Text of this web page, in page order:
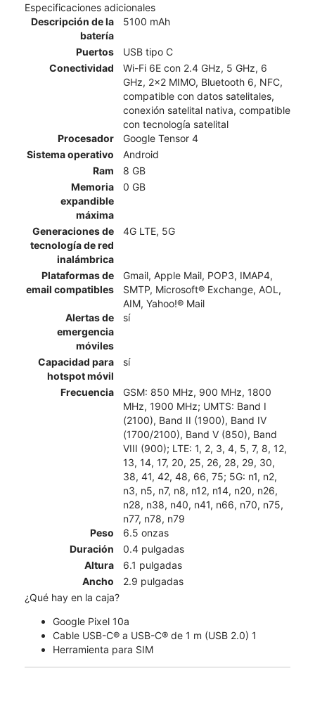
Especificaciones adicionales
Descripción de la
batería
5100 mAh
Puertos
USB tipo C
Conectividad
Wi-Fi 6E con 2.4 GHz, 5 GHz, 6
GHz, 2x2 MIMO, Bluetooth 6, NFC,
compatible con datos satelitales,
conexión satelital nativa, compatible
con tecnología satelital
Procesador
Google Tensor 4
Sistema operativo
Android
Ram
8 GB
Memoria
expandible
máxima
0 GB
Generaciones de
tecnología de red
inalámbrica
4G LTE, 5G
Plataformas de
email compatibles
Gmail, Apple Mail, POP3, IMAP4,
SMTP, Microsoft® Exchange, AOL,
AIM, Yahoo!® Mail
Alertas de
emergencia
móviles
sí
Capacidad para
hotspot móvil
sí
Frecuencia
GSM: 850 MHz, 900 MHz, 1800
MHz, 1900 MHz; UMTS: Band I
(2100), Band II (1900), Band IV
(1700/2100), Band V (850), Band
VIII (900); LTE: 1, 2, 3, 4, 5, 7, 8, 12,
13, 14, 17, 20, 25, 26, 28, 29, 30,
38, 41, 42, 48, 66, 75; 5G: n1, n2,
n3, n5, n7, n8, n12, n14, n20, n26,
n28, n38, n40, n41, n66, n70, n75,
n77, n78, n79
Peso
6.5 onzas
Duración
0.4 pulgadas
Altura
6.1 pulgadas
Ancho
2.9 pulgadas
¿Qué hay en la caja?
Google Pixel 10a
Cable USB-C® a USB-C® de 1 m (USB 2.0) 1
Herramienta para SIM